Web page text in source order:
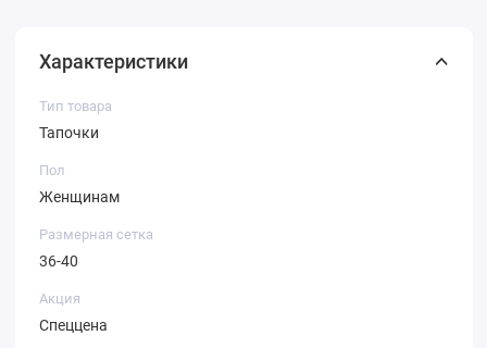
Характеристики
Тип товара
Тапочки
Пол
Женщинам
Размерная сетка
36-40
Акция
Спеццена